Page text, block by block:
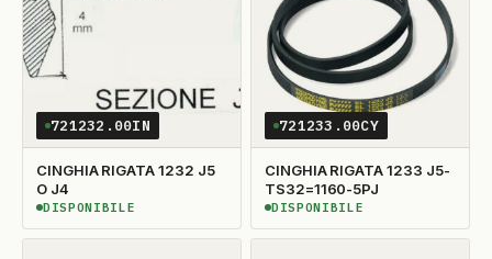
721232.00IN
CINGHIA RIGATA 1232 J5
O J4
DISPONIBILE
DISPONIBILE
721233.00CY
CINGHIA RIGATA 1233 J5-
TS32=1160-5PJ
DISPONIBILE
DISPONIBILE